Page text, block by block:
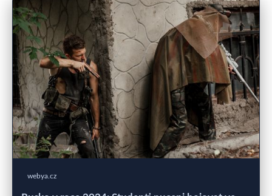
webya.cz